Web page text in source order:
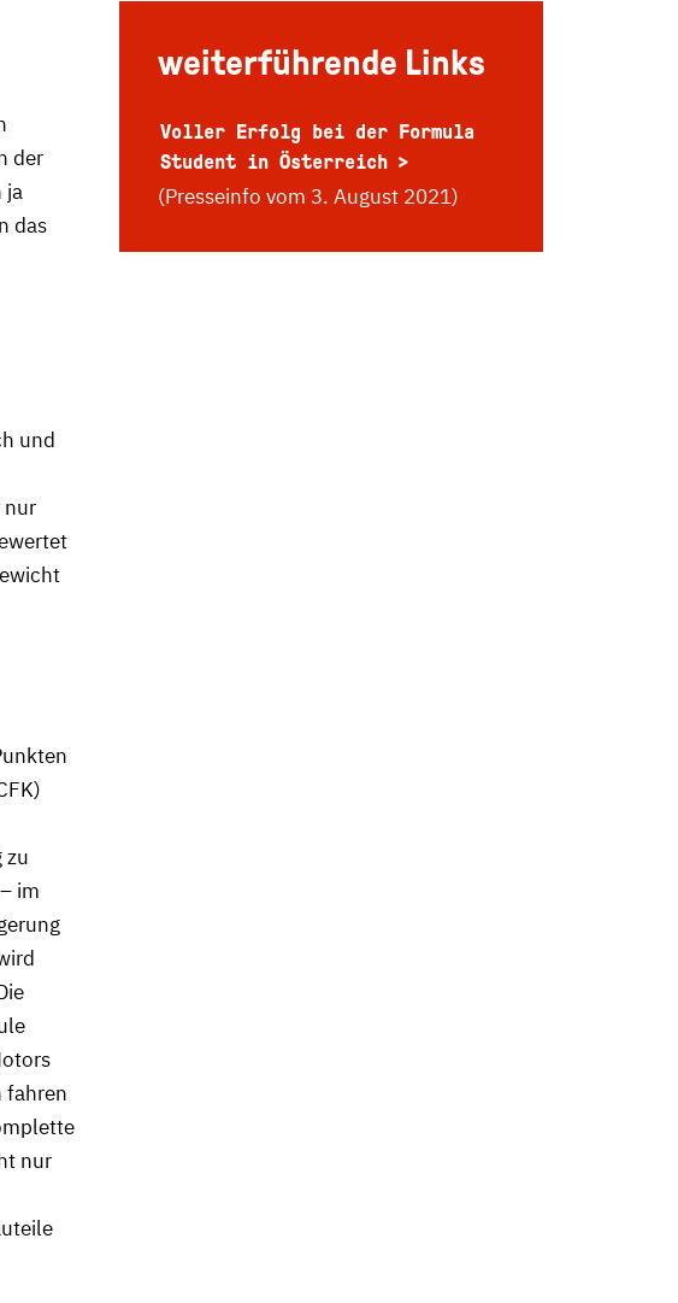
der
ja
das
und
nur
zu
im
fahren
nur
weiterführende Links
Voller Erfolg bei der Formula
Student in Österreich
(Presseinfo vom 3. August 2021)